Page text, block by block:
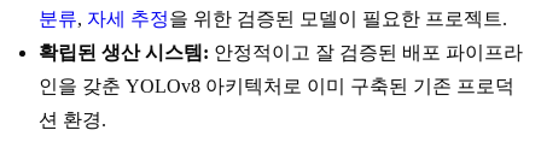
분류, 자세 추정을 위한 검증된 모델이 필요한 프로젝트.
확립된 생산 시스템: 안정적이고 잘 검증된 배포 파이프라
인을 갖춘 YOLOv8 아키텍처로 이미 구축된 기존 프로덕
션 환경.